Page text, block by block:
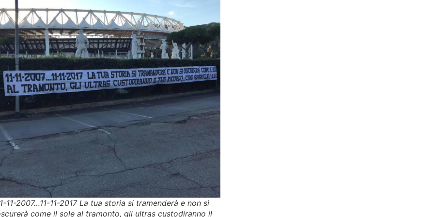
11-2007…11-11-2017 La tua storia si tramenderà e non si
come il sole al tramonto, gli ultras custodiranno il